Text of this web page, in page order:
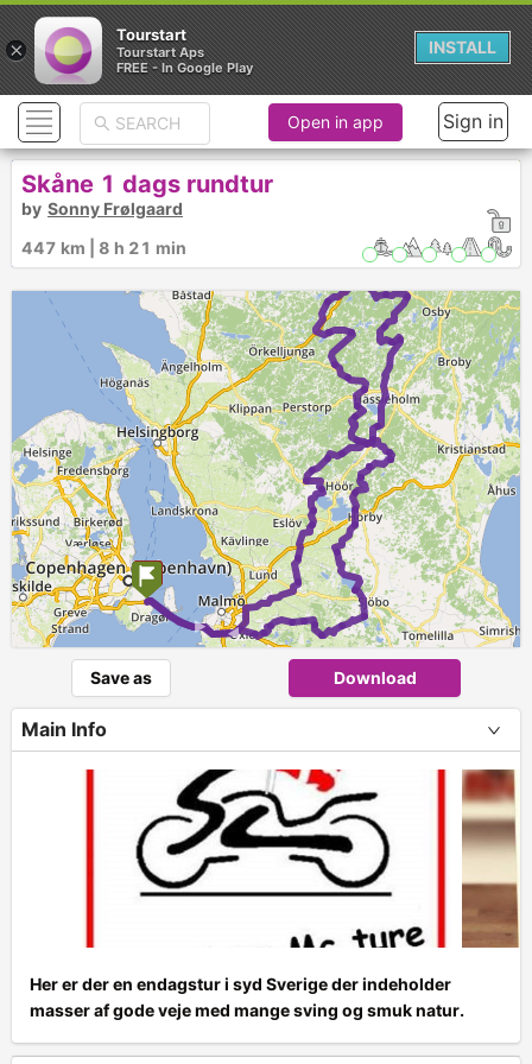
►
►
+
Open in app Sign in
Skåne 1 dags rundtur
by Sonny Frølgaard
447 km | 8 h 21 min
Save as Download
Main Info
Her er der en endagstur i syd Sverige der indeholder
masser af gode veje med mange sving og smuk natur.
×
Tourstart
Tourstart Aps
FREE - In Google Play
INSTALL